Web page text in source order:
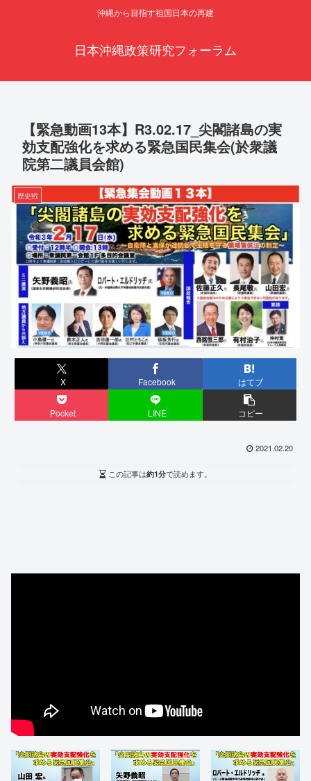
沖縄から目指す祖国日本の再建
日本沖縄政策研究フォーラム
【緊急動画13本】R3.02.17_尖閣諸島の実
効支配強化を求める緊急国民集会(於衆議
院第二議員会館)
歴史戦
X Facebook はてブ
Pocket LINE コピー
2021.02.20
この記事は約1分で読めます。